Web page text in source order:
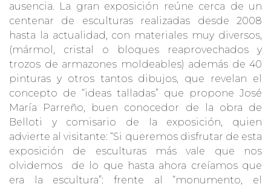
ausencia. La gran exposición reúne cerca de un
centenar de esculturas realizadas desde 2008
hasta la actualidad, con materiales muy diversos,
(mármol, cristal o bloques reaprovechados y
trozos de armazones moldeables) además de 40
pinturas y otros tantos dibujos, que revelan el
concepto de “ideas talladas” que propone José
María Parreño, buen conocedor de la obra de
Belloti y comisario de la exposición, quien
advierte al visitante: “Si queremos disfrutar de esta
exposición de esculturas más vale que nos
olvidemos de lo que hasta ahora creíamos que
era la escultura”: frente al “monumento, el